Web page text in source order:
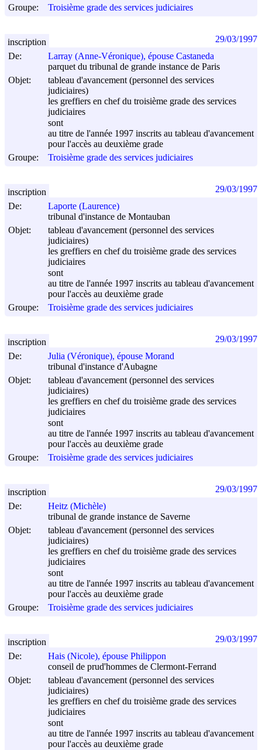
Groupe:
Troisième grade des services judiciaires
De:
Larray (Anne-Véronique), épouse Castaneda
parquet du tribunal de grande instance de Paris
Objet:
tableau d'avancement (personnel des services
judiciaires)
les greffiers en chef du troisième grade des services
judiciaires
sont
au titre de l'année 1997 inscrits au tableau d'avancement
pour l'accès au deuxième grade
Groupe:
Troisième grade des services judiciaires
inscription 29/03/1997
De:
Laporte (Laurence)
tribunal d'instance de Montauban
Objet:
tableau d'avancement (personnel des services
judiciaires)
les greffiers en chef du troisième grade des services
judiciaires
sont
au titre de l'année 1997 inscrits au tableau d'avancement
pour l'accès au deuxième grade
Groupe:
Troisième grade des services judiciaires
inscription 29/03/1997
De:
Julia (Véronique), épouse Morand
tribunal d'instance d'Aubagne
Objet:
tableau d'avancement (personnel des services
judiciaires)
les greffiers en chef du troisième grade des services
judiciaires
sont
au titre de l'année 1997 inscrits au tableau d'avancement
pour l'accès au deuxième grade
Groupe:
Troisième grade des services judiciaires
inscription 29/03/1997
De:
Heitz (Michèle)
tribunal de grande instance de Saverne
Objet:
tableau d'avancement (personnel des services
judiciaires)
les greffiers en chef du troisième grade des services
judiciaires
sont
au titre de l'année 1997 inscrits au tableau d'avancement
pour l'accès au deuxième grade
Groupe:
Troisième grade des services judiciaires
inscription 29/03/1997
De:
Hais (Nicole), épouse Philippon
conseil de prud'hommes de Clermont-Ferrand
Objet:
tableau d'avancement (personnel des services
judiciaires)
les greffiers en chef du troisième grade des services
judiciaires
sont
au titre de l'année 1997 inscrits au tableau d'avancement
pour l'accès au deuxième grade
inscription 29/03/1997